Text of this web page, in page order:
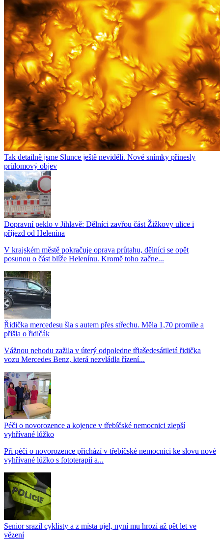
Tak detailně jsme Slunce ještě neviděli. Nové snímky přinesly
průlomový objev
Dopravní peklo v Jihlavě: Dělníci zavřou část Žižkovy ulice i
příjezd od Helenína
V krajském městě pokračuje oprava průtahu, dělníci se opět
posunou o část blíže Helenínu. Kromě toho začne...
Řidička mercedesu šla s autem přes střechu. Měla 1,70 promile a
přišla o řidičák
Vážnou nehodu zažila v úterý odpoledne třiašedesátiletá řidička
vozu Mercedes Benz, která nezvládla řízení...
Péči o novorozence a kojence v třebíčské nemocnici zlepší
vyhřívané lůžko
Při péči o novorozence přichází v třebíčské nemocnici ke slovu nové
vyhřívané lůžko s fototerapií a...
Senior srazil cyklisty a z místa ujel, nyní mu hrozí až pět let ve
vězení